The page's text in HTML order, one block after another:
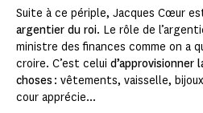
Suite à ce périple, Jacques Cœur
argentier du roi. Le rôle de
ministre des finances comme on a
croire. C’est celui d’approvisionner
choses : vêtements, vaisselle,
cour apprécie...